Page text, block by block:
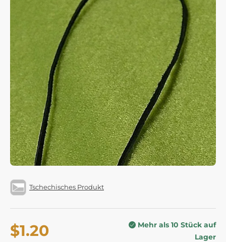
Tschechisches Produkt
$1.20
Mehr als 10 Stück auf
Lager